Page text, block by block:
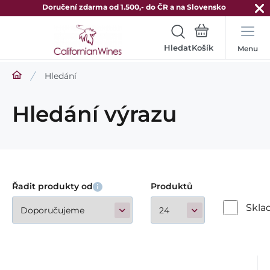
Doručení zdarma od 1.500,- do ČR a na Slovensko
Hledat Menu
Hledání
Hledání výrazu
Řadit produkty od Produktů